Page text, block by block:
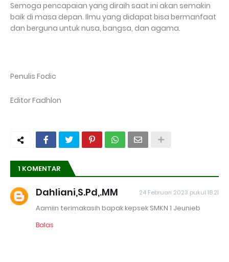
Semoga pencapaian yang diraih saat ini akan semakin
baik di masa depan. Ilmu yang didapat bisa bermanfaat
dan berguna untuk nusa, bangsa, dan agama.
Penulis Fodic
Editor Fadhlon
1 KOMENTAR
Dahliani,S.Pd,.MM 24 Februari 2023 pukul 18.21
Aamiin terimakasih bapak kepsek SMKN 1 Jeunieb
Balas